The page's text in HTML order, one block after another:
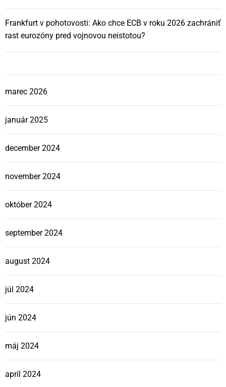
Frankfurt v pohotovosti: Ako chce ECB v roku 2026 zachrániť
rast eurozóny pred vojnovou neistotou?
marec 2026
január 2025
december 2024
november 2024
október 2024
september 2024
august 2024
júl 2024
jún 2024
máj 2024
apríl 2024